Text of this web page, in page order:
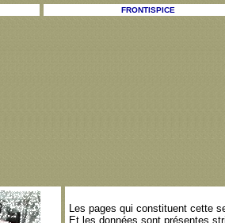
FRONTISPICE
Les pages qui constituent cette
Et les données sont présentes